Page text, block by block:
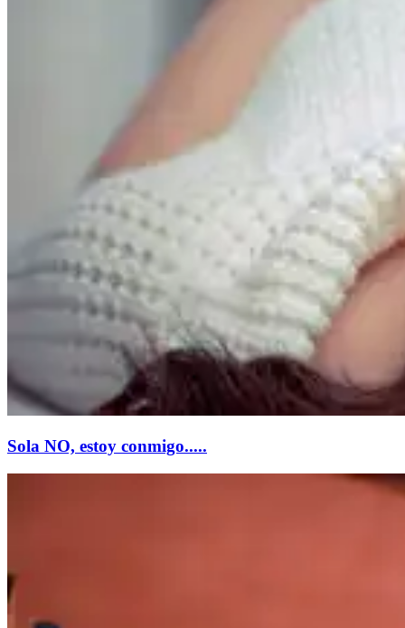
Sola NO, estoy conmigo.....